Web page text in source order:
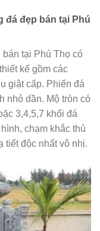
đá đẹp bán tại Phú
bán tại Phú Thọ có
kế gồm các
giật cấp. Phiến đá
nhỏ dần. Mộ tròn có
3,4,5,7 khối đá
chạm khắc thủ
tiết độc nhất vô nhị.